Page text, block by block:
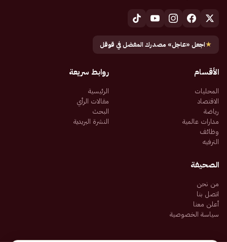
★اجعل «عاجل» مصدرك المفضل في قوقل
الأقسام
المحليات
الاقتصاد
رياضة
مدارات عالمية
وظائف
الترفيه
روابط سريعة
الرئيسية
مقالات الرأي
البحث
النشرة البريدية
الصحيفة
من نحن
اتصل بنا
أعلن معنا
سياسة الخصوصية